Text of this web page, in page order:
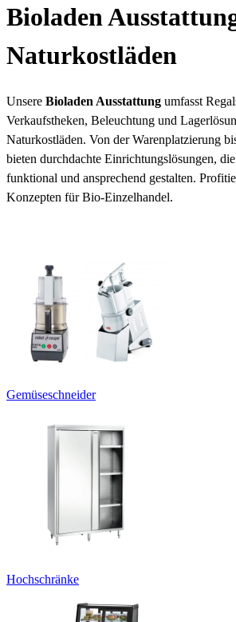
Bioladen
Naturkostläden
Unsere Bioladen Ausstattung umfasst
Verkaufstheken, Beleuchtung und
Naturkostläden. Von der Warenplatzierung
bieten durchdachte Einrichtungslösungen,
funktional und ansprechend gestalten.
Konzepten für Bio-Einzelhandel.
Gemüseschneider
Hochschränke